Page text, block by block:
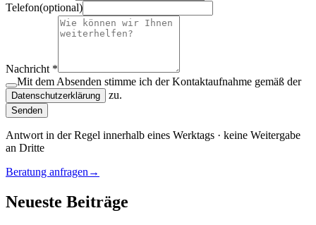
Telefon(optional)
Nachricht *
Mit dem Absenden stimme ich der Kontaktaufnahme gemäß der
Datenschutzerklärung zu.
Senden
Antwort in der Regel innerhalb eines Werktags · keine Weitergabe
an Dritte
Beratung anfragen →
Neueste Beiträge